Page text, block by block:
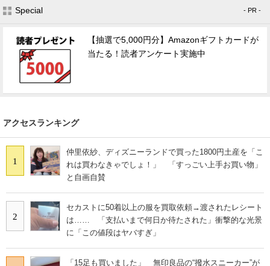
Special - PR -
【抽選で5,000円分】Amazonギフトカードが
当たる！読者アンケート実施中
アクセスランキング
1
仲里依紗、ディズニーランドで買った1800円土産を「こ
れは買わなきゃでしょ！」 「すっごい上手お買い物」
と自画自賛
2
セカストに50着以上の服を買取依頼→渡されたレシート
は…… 「支払いまで何日か待たされた」衝撃的な光景
に「この値段はヤバすぎ」
「15足も買いました」 無印良品の“撥水スニーカー”が